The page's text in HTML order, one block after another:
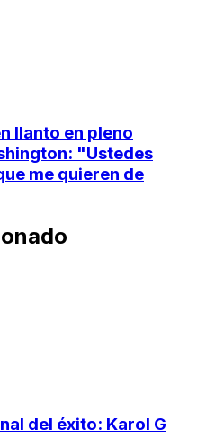
llanto en pleno
"Ustedes
me quieren de
del éxito: Karol G